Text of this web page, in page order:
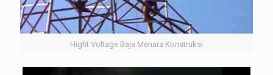
Hight Voltage Baja Menara Konstruksi